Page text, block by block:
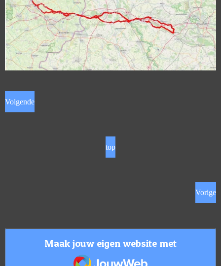
Volgende
top
Vorige
Maak jouw eigen website met
JouwWeb